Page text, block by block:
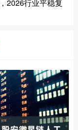
2026行业平稳复